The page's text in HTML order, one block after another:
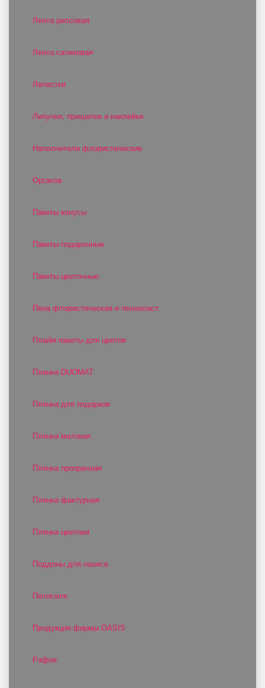
Лента репсовая
Лента сатиновая
Лепестки
Липучки, прищепки и наклейки
Наполнители флористические
Органза
Пакеты конусы
Пакеты подарочные
Пакеты цветочные
Пена флористическая и пенопласт
Плайм пакеты для цветов
Пленка DUOMAT
Пленка для подарков
Пленка матовая
Пленка прозрачная
Пленка фактурная
Пленка цветная
Поддоны для оазиса
Полисилк
Продукция фирмы OASIS
Рафия